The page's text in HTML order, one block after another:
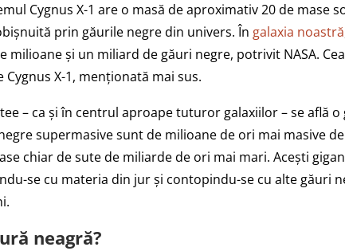
Cygnus X-1 are o masă de aproximativ 20 de mase
prin găurile negre din univers. În galaxia noastră
milioane și un miliard de găuri negre, potrivit NASA.
X-1, menționată mai sus.
– ca și în centrul aproape tuturor galaxiilor – se află o
supermasive sunt de milioane de ori mai masive
chiar de sute de miliarde de ori mai mari. Acești
se cu materia din jur și contopindu-se cu alte găuri
neagră?